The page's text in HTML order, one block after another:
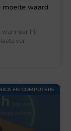
moeite waard
wanneer hij
van
EN COMPUTERS